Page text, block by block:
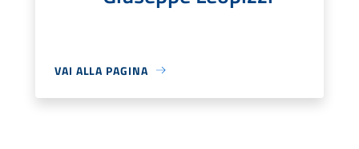
VAI ALLA PAGINA